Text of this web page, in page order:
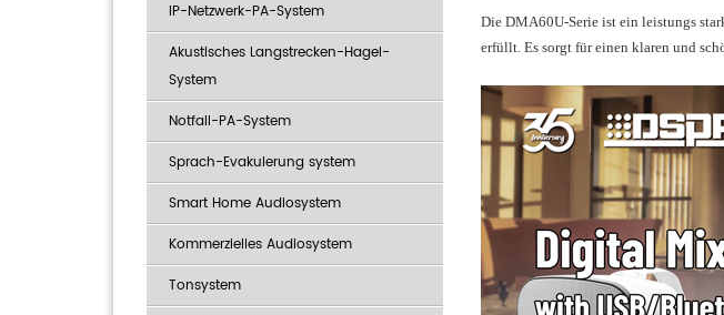
IP-Netzwerk-PA-System
Akustisches Langstrecken-Hagel-
System
Notfall-PA-System
Sprach-Evakuierung system
Smart Home Audiosystem
Kommerzielles Audiosystem
Tonsystem
Die DMA60U-Serie ist ein leistungs
erfüllt. Es sorgt für einen klaren und